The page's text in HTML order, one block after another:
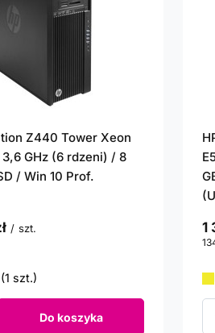
Z440 Tower Xeon
GHz (6 rdzeni) / 8
/ Win 10 Prof.
/ szt.
szt.)
Do koszyka
1